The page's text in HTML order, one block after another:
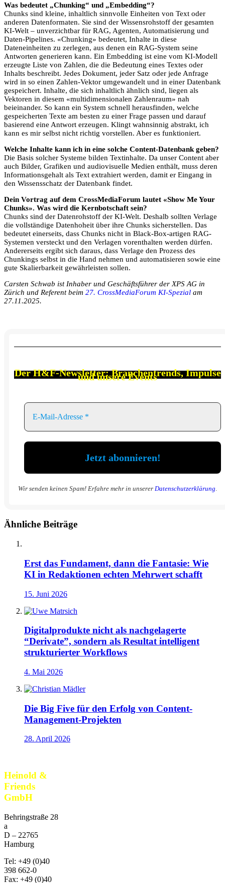
Was bedeutet „Chunking“ und „Embedding“?
Chunks sind kleine, inhaltlich sinnvolle Einheiten von Text oder
anderen Datenformaten. Sie sind der Wissensrohstoff der gesamten
KI-Welt – unverzichtbar für RAG, Agenten, Automatisierung und
Daten-Pipelines. «Chunking» bedeutet, Inhalte in diese
Dateneinheiten zu zerlegen, aus denen ein RAG-System seine
Antworten generieren kann. Ein Embedding ist eine vom KI-Modell
erzeugte Liste von Zahlen, die die Bedeutung eines Textes oder
Inhalts beschreibt. Jedes Dokument, jeder Satz oder jede Anfrage
wird in so einen Zahlen-Vektor umgewandelt und in einer Datenbank
gespeichert. Inhalte, die sich inhaltlich ähnlich sind, liegen als
Vektoren in diesem «multidimensionalen Zahlenraum» nah
beieinander. So kann ein System schnell herausfinden, welche
gespeicherten Texte am besten zu einer Frage passen und darauf
basierend eine Antwort erzeugen. Klingt wahnsinnig abstrakt, ich
kann es mir selbst nicht richtig vorstellen. Aber es funktioniert.
Welche Inhalte kann ich in eine solche Content-Datenbank geben?
Die Basis solcher Systeme bilden Textinhalte. Da unser Content aber
auch Bilder, Grafiken und audiovisuelle Medien enthält, muss deren
Informationsgehalt als Text extrahiert werden, damit er Eingang in
den Wissensschatz der Datenbank findet.
Dein Vortrag auf dem CrossMediaForum lautet «Show Me Your
Chunks». Was wird die Kernbotschaft sein?
Chunks sind der Datenrohstoff der KI-Welt. Deshalb sollten Verlage
die vollständige Datenhoheit über ihre Chunks sicherstellen. Das
bedeutet einerseits, dass Chunks nicht in Black-Box-artigen RAG-
Systemen versteckt und den Verlagen vorenthalten werden dürfen.
Andererseits ergibt sich daraus, dass Verlage den Prozess des
Chunkings selbst in die Hand nehmen und automatisieren sowie eine
gute Skalierbarkeit gewährleisten sollen.
Carsten Schwab ist Inhaber und Geschäftsführer der XPS AG in
Zürich und Referent beim 27. CrossMediaForum KI-Spezial am
27.11.2025.
DerH&F-Newsletter: Branchentrends, Impulse
und unsere Events
Wir senden keinen Spam! Erfahre mehr in unserer Datenschutzerklärung
Ähnliche Beiträge
Erst das Fundament, dann die Fantasie: Wie
KI in Redaktionen echten Mehrwert schafft
15. Juni 2026
Digitalprodukte nicht als nachgelagerte
“Derivate”, sondern als Resultat intelligent
strukturierter Workflows
4. Mai 2026
Die Big Five für den Erfolg von Content-
Management-Projekten
28. April 2026
Heinold &
Friends
GmbH
Behringstraße 28
a
D – 22765
Hamburg
Tel: +49 (0)40
398 662-0
Fax: +49 (0)40